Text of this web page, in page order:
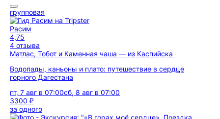
групповая
Расим
4,75
4 отзыва
Матлас, Тобот и Каменная чаша — из Каспийска
Водопады, каньоны и плато: путешествие в сердце
горного Дагестана
пт, 7 авг в 07:00сб, 8 авг в 07:00
3300 ₽
за одного